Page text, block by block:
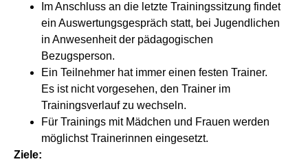
Im Anschluss an die letzte Trainingssitzung findet
ein Auswertungsgespräch statt, bei Jugendlichen
in Anwesenheit der pädagogischen
Bezugsperson.
Ein Teilnehmer hat immer einen festen Trainer.
Es ist nicht vorgesehen, den Trainer im
Trainingsverlauf zu wechseln.
Für Trainings mit Mädchen und Frauen werden
möglichst Trainerinnen eingesetzt.
Ziele: